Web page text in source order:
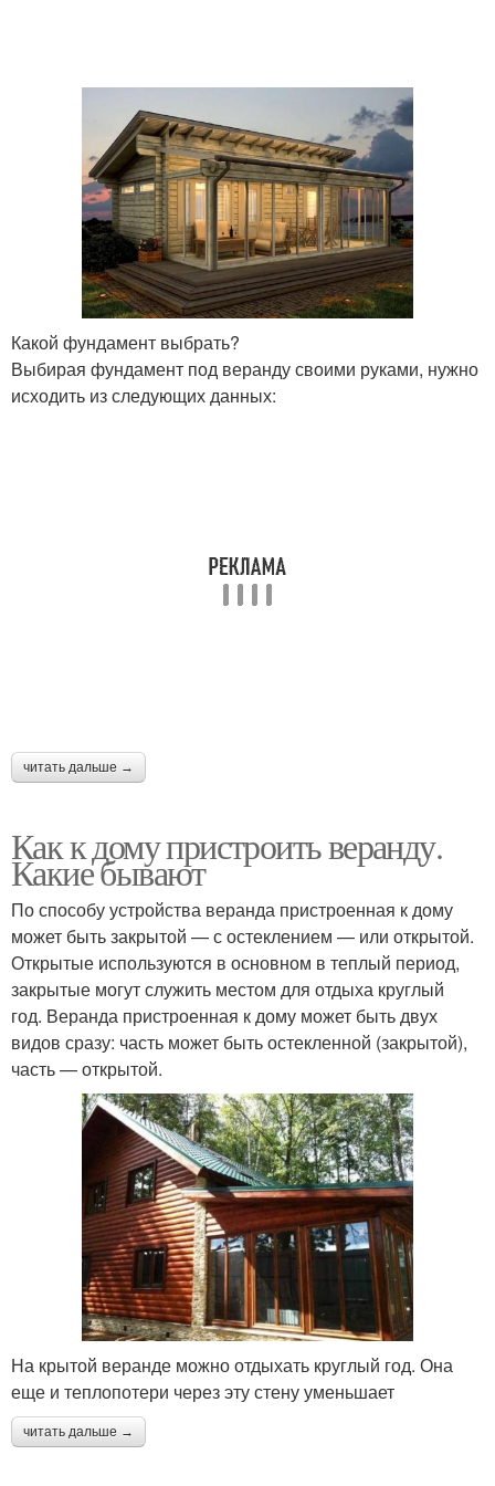
Какой фундамент выбрать?
Выбирая фундамент под веранду своими руками, нужно
исходить из следующих данных:
читать дальше →
Как к дому пристроить веранду.
Какие бывают
По способу устройства веранда пристроенная к дому
может быть закрытой — с остеклением — или открытой.
Открытые используются в основном в теплый период,
закрытые могут служить местом для отдыха круглый
год. Веранда пристроенная к дому может быть двух
видов сразу: часть может быть остекленной (закрытой),
часть — открытой.
На крытой веранде можно отдыхать круглый год. Она
еще и теплопотери через эту стену уменьшает
читать дальше →